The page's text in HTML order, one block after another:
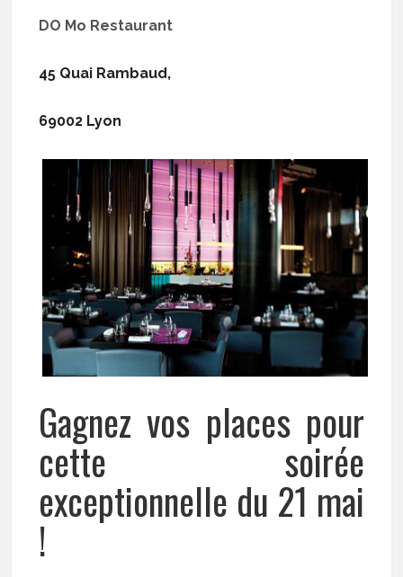
DO Mo Restaurant
45 Quai Rambaud,
69002 Lyon
Gagnez vos places pour
cette soirée
exceptionnelle du 21 mai
!